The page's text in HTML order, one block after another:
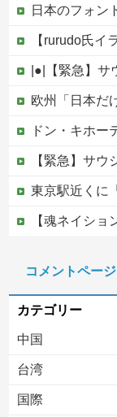
日本のフォント企業を買収した海
【rurudo氏イラスト】グッ
|●|【緊急】サウジ
欧州「日本だけ反則だ
ドン・キホーテ露店「うな
【緊急】サウジア
東京駅近くに「地下シェルタ
【魂ネイションズ】
【ヤバい】100件以
コメントペー
カテゴリー
中国
台湾
国際